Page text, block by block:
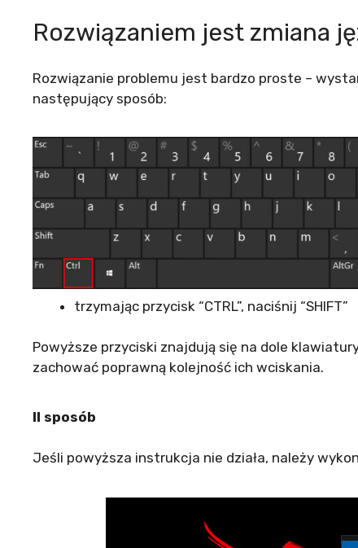
Rozwiązaniem jest zmiana
Rozwiązanie problemu jest bardzo proste –
następujący sposób:
trzymając przycisk “CTRL”, naciśnij “SHIFT”
Powyższe przyciski znajdują się na dole
zachować poprawną kolejność ich wciskania.
II sposób
Jeśli powyższa instrukcja nie działa, należy